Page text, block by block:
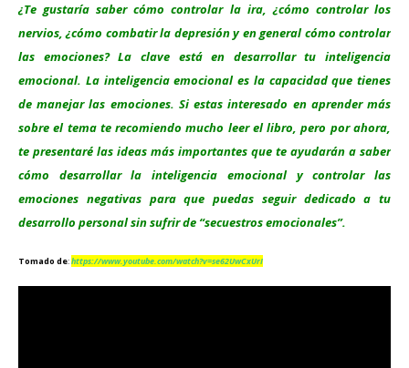
¿Te gustaría saber cómo controlar la ira, ¿cómo controlar los
nervios, ¿cómo combatir la depresión y en general cómo controlar
las emociones? La clave está en desarrollar tu inteligencia
emocional. La inteligencia emocional es la capacidad que tienes
de manejar las emociones. Si estas interesado en aprender más
sobre el tema te recomiendo mucho leer el libro, pero por ahora,
te presentaré las ideas más importantes que te ayudarán a saber
cómo desarrollar la inteligencia emocional y controlar las
emociones negativas para que puedas seguir dedicado a tu
desarrollo personal sin sufrir de “secuestros emocionales”.
Tomado de:https://www.youtube.com/watch?v=se62UwCxUrI